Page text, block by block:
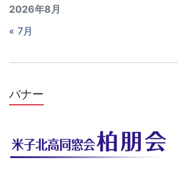
2026年8月
« 7月
バナー